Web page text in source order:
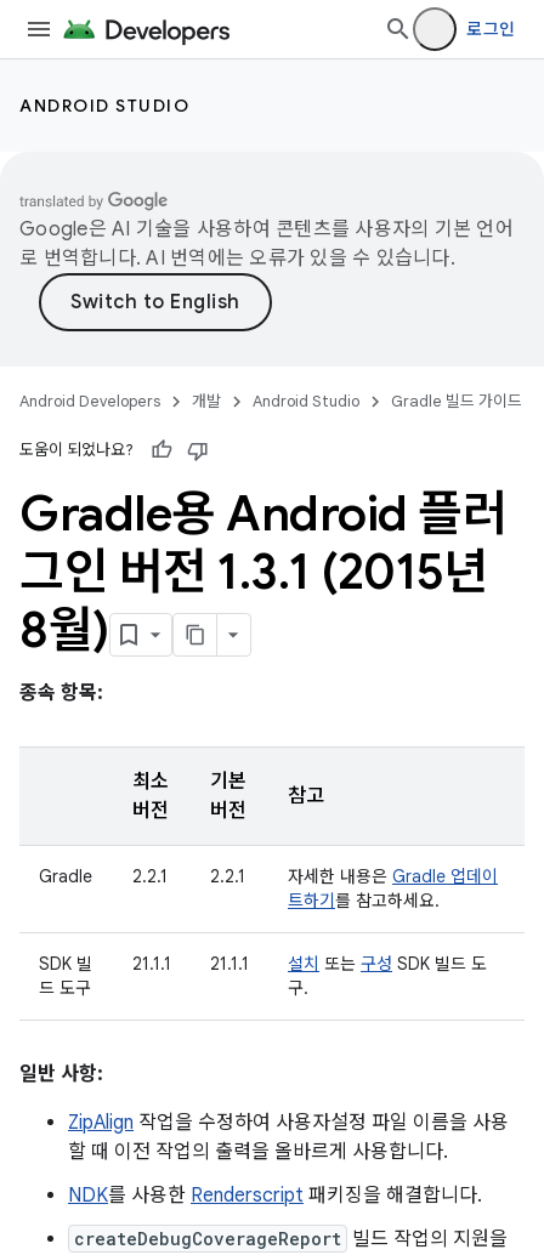
로그인
ANDROID STUDIO
Google은 AI 기술을 사용하여 콘텐츠를 사용자의 기본 언어
로 번역합니다. AI 번역에는 오류가 있을 수 있습니다.
Android Developers 개발 Android Studio Gradle 빌드 가이드
도움이 되었나요?
Gradle용 Android 플러
그인 버전 1.3.1 (2015년
8월)
종속 항목:
최소
버전
기본
버전
참고
Gradle 2.2.1 2.2.1 자세한 내용은 Gradle 업데이
트하기를 참고하세요.
SDK 빌
드 도구
21.1.1 21.1.1 설치 또는 구성 SDK 빌드 도
구.
일반 사항:
ZipAlign 작업을 수정하여 사용자설정 파일 이름을 사용
할 때 이전 작업의 출력을 올바르게 사용합니다.
NDK를 사용한 Renderscript 패키징을 해결합니다.
createDebugCoverageReport 빌드 작업의 지원을